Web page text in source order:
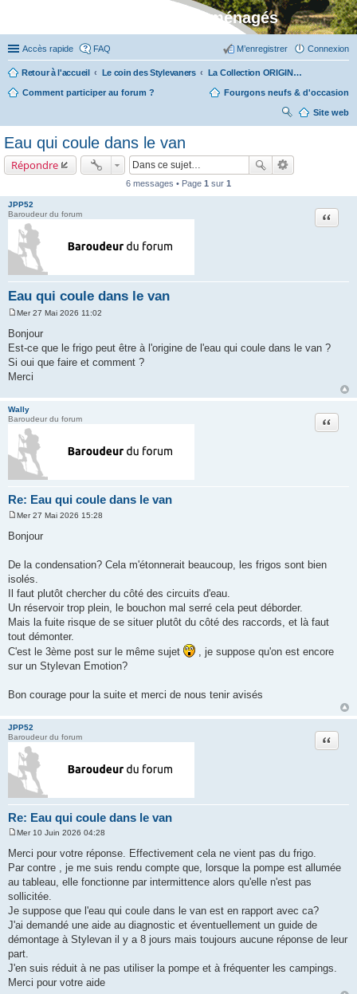
Stylevan - Vans aménagés
Accès rapide FAQ Connexion
M’enregistrer
Retour à l'accueil Le coin des Stylevaners La Collection ORIGIN (fabriquée dans notre atelier à Auxerre)
Comment participer au forum ? Fourgons neufs & d'occasion
Site web
ch
Eau qui coule dans le van
Répondre
6 messages • Page 1 sur 1
JPP52
Baroudeur du forum
Eau qui coule dans le van
Citation
s
s
e
Mer 27 Mai 2026 11:02
Bonjour
Est-ce que le frigo peut être à l'origine de l'eau qui coule dans le van ?
Si oui que faire et comment ?
Merci
Wally
Baroudeur du forum
Re: Eau qui coule dans le van
Citation
s
g
e
Mer 27 Mai 2026 15:28
Bonjour
De la condensation? Cela m'étonnerait beaucoup, les frigos sont bien
isolés.
Il faut plutôt chercher du côté des circuits d'eau.
Un réservoir trop plein, le bouchon mal serré cela peut déborder.
Mais la fuite risque de se situer plutôt du côté des raccords, et là faut
tout démonter.
C'est le 3ème post sur le même sujet
, je suppose qu'on est encore
sur un Stylevan Emotion?
Bon courage pour la suite et merci de nous tenir avisés
JPP52
Baroudeur du forum
Re: Eau qui coule dans le van
Citation
s
s
g
e
Mer 10 Juin 2026 04:28
Merci pour votre réponse. Effectivement cela ne vient pas du frigo.
Par contre , je me suis rendu compte que, lorsque la pompe est allumée
au tableau, elle fonctionne par intermittence alors qu'elle n'est pas
sollicitée.
Je suppose que l'eau qui coule dans le van est en rapport avec ca?
J'ai demandé une aide au diagnostic et éventuellement un guide de
démontage à Stylevan il y a 8 jours mais toujours aucune réponse de leur
part.
J'en suis réduit à ne pas utiliser la pompe et à fréquenter les campings.
Merci pour votre aide